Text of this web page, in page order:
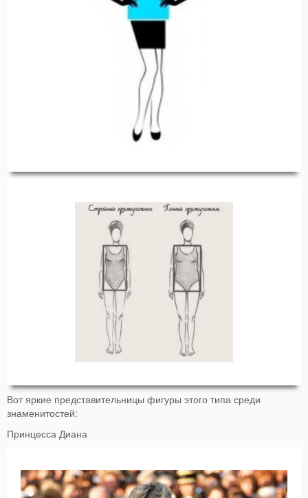
Вот яркие представительницы фигуры этого типа среди
знаменитостей:
Принцесса Диана